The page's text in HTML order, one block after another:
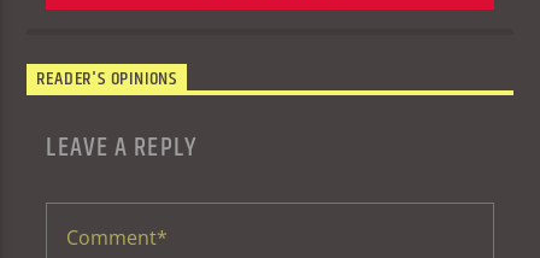
READER'S OPINIONS
LEAVE A REPLY